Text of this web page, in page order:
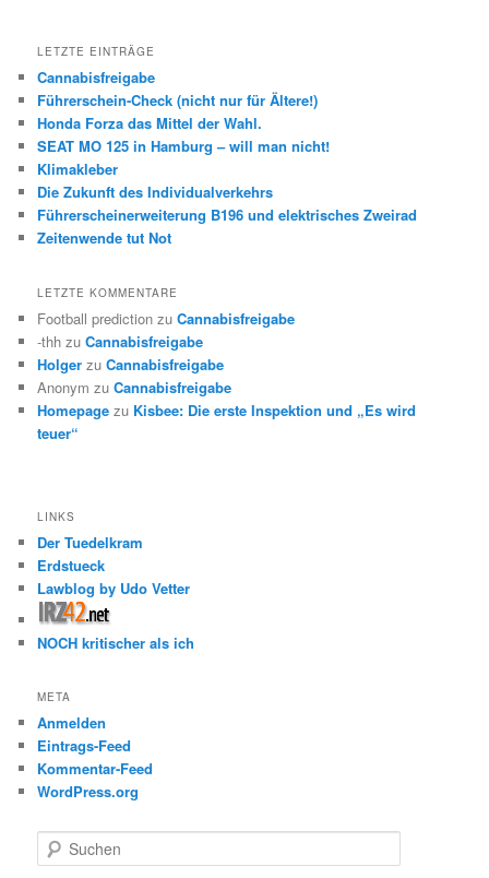
LETZTE EINTRÄGE
Cannabisfreigabe
Führerschein-Check (nicht nur für Ältere!)
Honda Forza das Mittel der Wahl.
SEAT MO 125 in Hamburg – will man nicht!
Klimakleber
Die Zukunft des Individualverkehrs
Führerscheinerweiterung B196 und elektrisches Zweirad
Zeitenwende tut Not
LETZTE KOMMENTARE
Football prediction zuCannabisfreigabe
-thh zuCannabisfreigabe
Holger zuCannabisfreigabe
Anonym zuCannabisfreigabe
Homepage zu Kisbee: Die erste Inspektion und „Es wird
teuer“
LINKS
Der Tuedelkram
Erdstueck
Lawblog by Udo Vetter
NOCH kritischer als ich
META
Anmelden
Eintrags-Feed
Kommentar-Feed
WordPress.org
u